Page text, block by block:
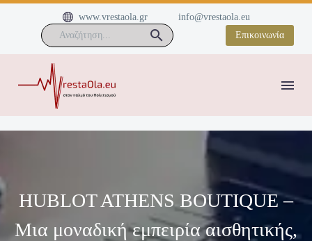

 www.vrestaola.gr
info@vrestaola.eu
Επικοινωνία
HUBLOT ATHENS BOUTIQUE –
Μια μοναδική εμπειρία αισθητικής,